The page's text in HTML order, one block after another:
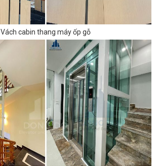
Vách cabin thang máy ốp gỗ